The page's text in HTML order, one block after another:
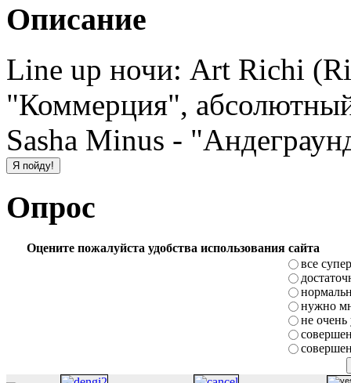
Описание
Line up ночи: Art Richi
"Коммерция",
Sasha Minus -
Опрос
Оцените пожалуйста удобства использования сайта
все супер
нужно
не очень